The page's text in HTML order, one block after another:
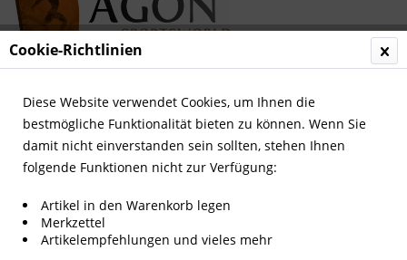
Menü
Übersicht Deutsche Nationalspieler
Cookie-Richtlinien
Diese Website verwendet Cookies, um Ihnen die
bestmögliche Funktionalität bieten zu können. Wenn Sie
damit nicht einverstanden sein sollten, stehen Ihnen
folgende Funktionen nicht zur Verfügung:
Artikel in den Warenkorb legen
Merkzettel
Artikelempfehlungen und vieles mehr